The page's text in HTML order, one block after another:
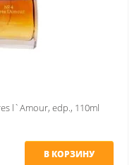
l`Amour, edp., 110ml
В КОРЗИНУ